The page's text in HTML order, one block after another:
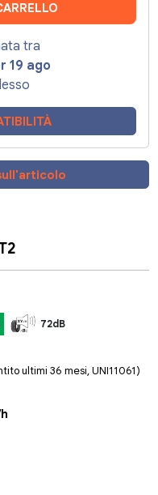
tra
19 ago
72dB
ultimi 36 mesi, UNI11061)